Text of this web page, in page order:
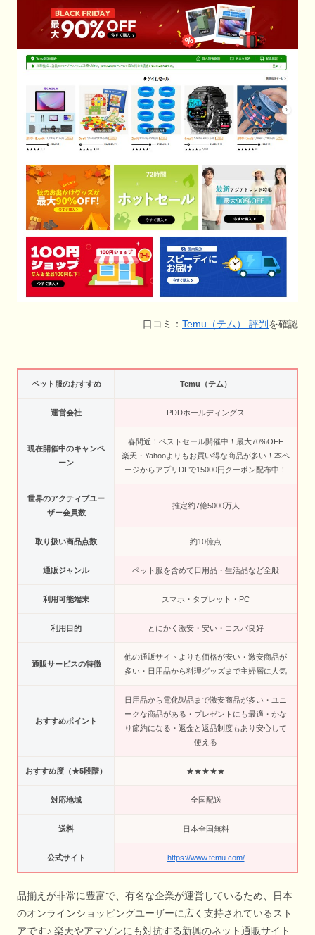
口コミ： Temu（テム） 評判 を確認
ペット服のおすすめ Temu（テム）
運営会社 PDDホールディングス
現在開催中のキャンペ
ーン
春間近！ベストセール開催中！最大70%OFF
楽天・Yahooよりもお買い得な商品が多い！本ペ
ージからアプリDLで15000円クーポン配布中！
世界のアクティブユー
ザー会員数
推定約7億5000万人
取り扱い商品点数 約10億点
通販ジャンル ペット服を含めて日用品・生活品など全般
利用可能端末 スマホ・タブレット・PC
利用目的 とにかく激安・安い・コスパ良好
通販サービスの特徴
他の通販サイトよりも価格が安い・激安商品が
多い・日用品から料理グッズまで主婦層に人気
おすすめポイント
日用品から電化製品まで激安商品が多い・ユニ
ークな商品がある・プレゼントにも最適・かな
り節約になる・返金と返品制度もあり安心して
使える
おすすめ度（★5段階） ★★★★★
対応地域 全国配送
送料 日本全国無料
公式サイト https://www.temu.com/
品揃えが非常に豊富で、有名な企業が運営しているため、日本
のオンラインショッピングユーザーに広く支持されているスト
アです♪ 楽天やアマゾンにも対抗する新興のネット通販サイト